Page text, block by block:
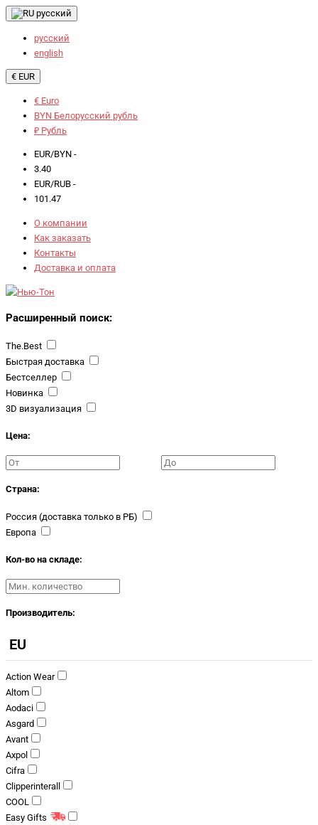
русский
русский
english
€ EUR
€ Euro
BYN Белорусский рубль
₽ Рубль
EUR/BYN -
3.40
EUR/RUB -
101.47
О компании
Как заказать
Контакты
Доставка и оплата
Расширенный поиск:
The.Best
Быстрая доставка
Бестселлер
Новинка
3D визуализация
Цена:
Страна:
Россия (доставка только в РБ)
Европа
Кол-во на складе:
Производитель:
EU
Action Wear
Altom
Aodaci
Asgard
Avant
Axpol
Cifra
Clipperinterall
COOL
Easy Gifts